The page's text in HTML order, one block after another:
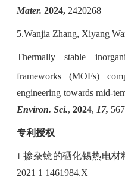
Mater. 2024, 2420268
5.Wanjia Zhang, Xiyang
Thermally stable
frameworks (MOFs)
engineering towards mid-
Environ. Sci., 2024, 17,
专利授权
1. 掺杂镱的硒化锡热电材
2021 1 1461984.X